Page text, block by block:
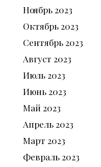
Ноябрь 2023
Октябрь 2023
Сентябрь 2023
Август 2023
Июль 2023
Июнь 2023
Май 2023
Апрель 2023
Март 2023
Февраль 2023